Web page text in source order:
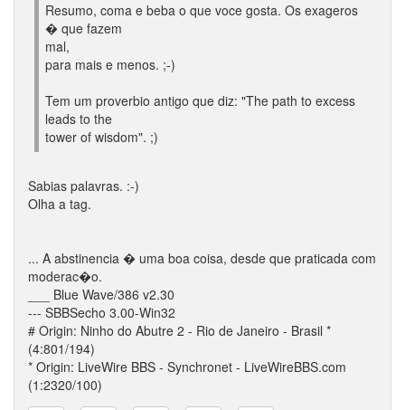
Resumo, coma e beba o que voce gosta. Os exageros
� que fazem
mal,
para mais e menos. ;-)
Tem um proverbio antigo que diz: "The path to excess
leads to the
tower of wisdom". ;)
Sabias palavras. :-)
Olha a tag.
... A abstinencia � uma boa coisa, desde que praticada com
moderac�o.
___ Blue Wave/386 v2.30
--- SBBSecho 3.00-Win32
# Origin: Ninho do Abutre 2 - Rio de Janeiro - Brasil *
(4:801/194)
* Origin: LiveWire BBS - Synchronet - LiveWireBBS.com
(1:2320/100)